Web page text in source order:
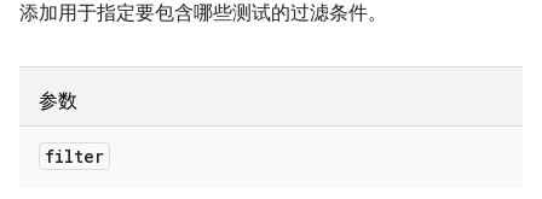
添加用于指定要包含哪些测试的过滤条件。
参数
filter